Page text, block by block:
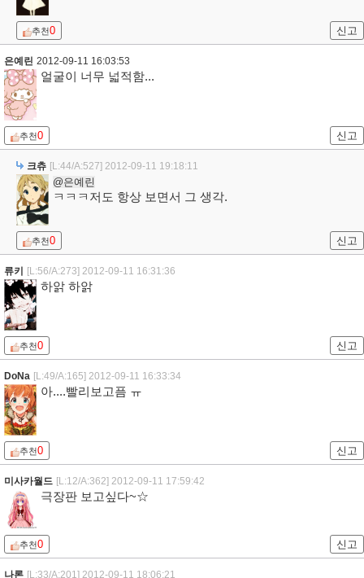
추천0 신고
은예린 2012-09-11 16:03:53
얼굴이 너무 넓적함...
추천0 신고
크츄 [L:44/A:527] 2012-09-11 19:18:11
@은예린
ㅋㅋㅋ저도 항상 보면서 그 생각.
추천0 신고
류키 [L:56/A:273] 2012-09-11 16:31:36
하앍 하앍
추천0 신고
DoNa [L:49/A:165] 2012-09-11 16:33:34
아....빨리보고픔 ㅠ
추천0 신고
미사카월드 [L:12/A:362] 2012-09-11 17:59:42
극장판 보고싶다~☆
추천0 신고
나론 [L:33/A:201] 2012-09-11 18:06:21